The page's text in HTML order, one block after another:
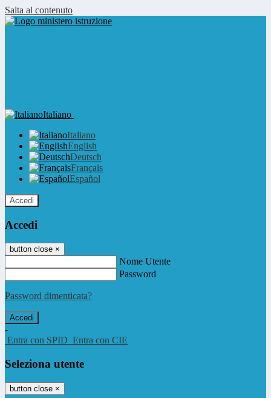
Salta al contenuto
Italiano
Italiano
English
Deutsch
Français
Español
Accedi
Accedi
button close ×
Nome Utente
Password
Password dimenticata?
-
Entra con SPID Entra con CIE
Seleziona utente
button close ×